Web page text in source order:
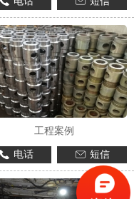
工程案例
电话 短信